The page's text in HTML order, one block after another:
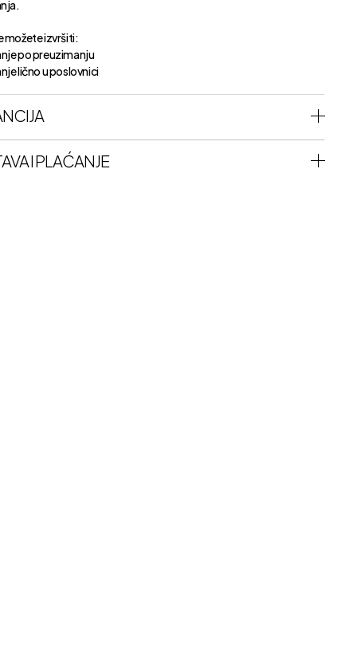
možete izvršiti:
po preuzimanju
lično u poslovnici
I PLAĆANJE